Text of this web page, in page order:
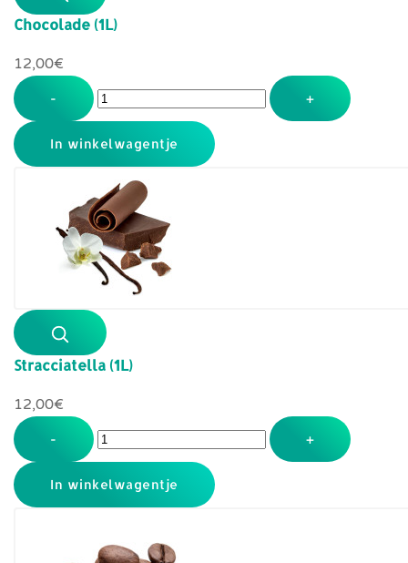
Chocolade (1L)
12,00‎€
- +
Stracciatella (1L)
12,00‎€
- +